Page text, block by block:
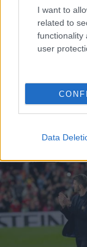
I want to
related to
functionality
user
Data